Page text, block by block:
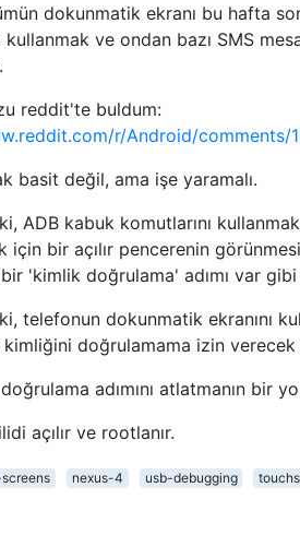
dokunmatik ekranı bu hafta
kullanmak ve ondan bazı SMS
reddit'te buldum:
r/Android/comments/
basit değil, ama işe yaramalı.
ADB kabuk komutlarını
için bir açılır pencerenin
'kimlik doğrulama' adımı var
telefonun dokunmatik ekranını
doğrulamama izin
adımını atlatmanın bir
açılır ve rootlanır.
nexus-4 usb-debugging